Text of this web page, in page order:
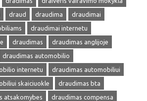
draud draudima
draudimai
draudimai internetu
draudimas
draudimas anglijoje
draudimas automobilio
internetu
draudimas automobiliui
skaiciuokle
draudimas bta
atsakomybes
draudimas compensa